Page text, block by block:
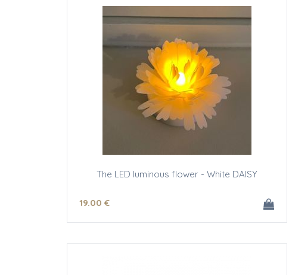
The LED luminous flower - White DAISY
19.00 €